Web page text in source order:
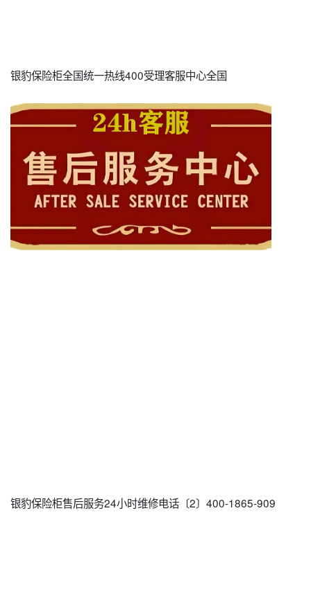
银豹保险柜全国统一热线400受理客服中心全国
银豹保险柜售后服务24小时维修电话〔2〕400-1865-909